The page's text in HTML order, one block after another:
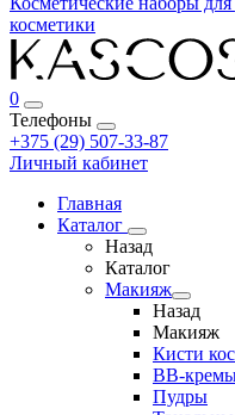
косметики
0
Телефоны
+375 (29) 507-33-87
Личный кабинет
Главная
Каталог
Назад
Каталог
Макияж
Назад
Макияж
Кисти
BB-
Пудры